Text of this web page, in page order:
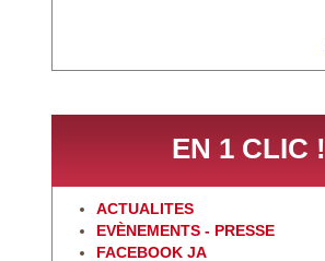
EN 1 CLIC !
ACTUALITES
EVÈNEMENTS - PRESSE
FACEBOOK JA